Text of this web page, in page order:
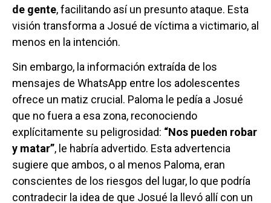
de gente, facilitando así un presunto ataque. Esta
visión transforma a Josué de víctima a victimario, al
menos en la intención.
Sin embargo, la información extraída de los
mensajes de WhatsApp entre los adolescentes
ofrece un matiz crucial. Paloma le pedía a Josué
que no fuera a esa zona, reconociendo
explícitamente su peligrosidad: “Nos pueden robar
y matar”, le habría advertido. Esta advertencia
sugiere que ambos, o al menos Paloma, eran
conscientes de los riesgos del lugar, lo que podría
contradecir la idea de que Josué la llevó allí con un